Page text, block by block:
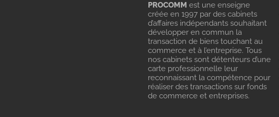
PROCOMM est une enseigne
créée en 1997 par des cabinets
d’affaires indépendants souhaitant
développer en commun la
transaction de biens touchant au
commerce et à l’entreprise. Tous
nos cabinets sont détenteurs d’une
carte professionnelle leur
reconnaissant la compétence pour
réaliser des transactions sur fonds
de commerce et entreprises.